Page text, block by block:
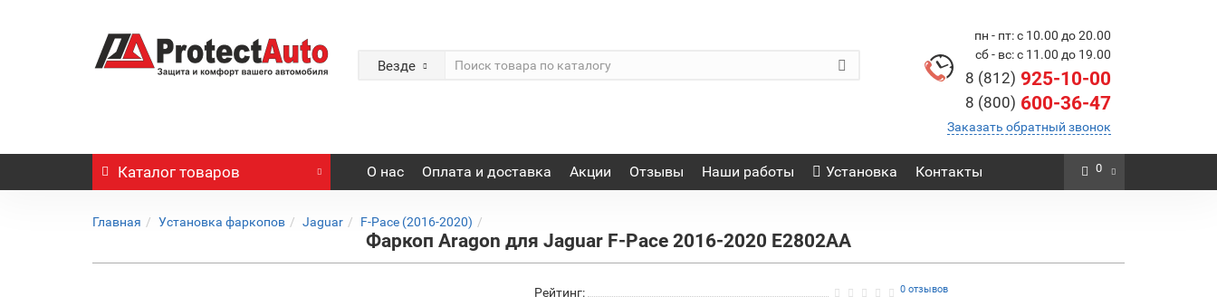
Везде
пн - пт: с 10.00 до 20.00
сб - вс: с 11.00 до 19.00
8 (812) 925-10-00
8 (800) 600-36-47
Заказать обратный звонок
Каталог товаров О нас Оплата и доставка Акции Отзывы Наши работы Установка Контакты 0
Главная Установка фаркопов Jaguar F-Pace (2016-2020)
Фаркоп Aragon для Jaguar F-Pace 2016-2020 E2802AA
Рейтинг: 0 отзывов